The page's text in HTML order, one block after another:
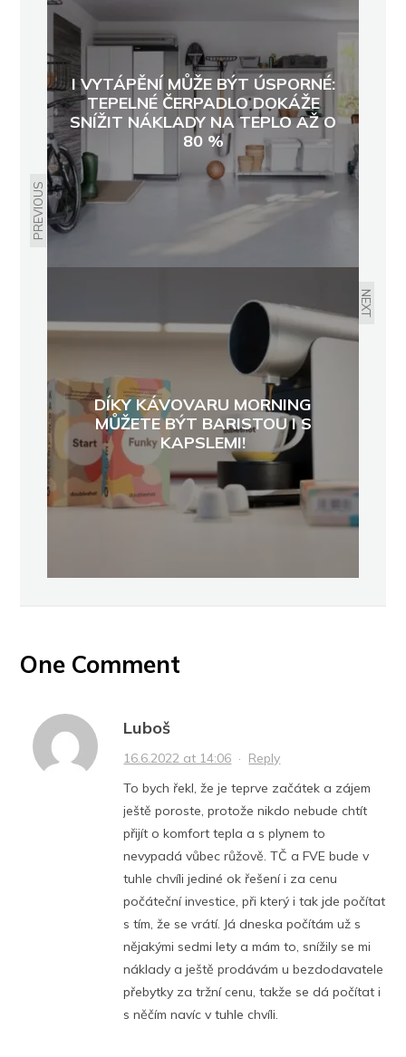
PREVIOUS
I VYTÁPĚNÍ MŮŽE BÝT ÚSPORNÉ:
TEPELNÉ ČERPADLO DOKÁŽE
SNÍŽIT NÁKLADY NA TEPLO AŽ O
80 %
NEXT
DÍKY KÁVOVARU MORNING
MŮŽETE BÝT BARISTOU I S
KAPSLEMI!
One Comment
Luboš
16.6.2022 at 14:06 · Reply
To bych řekl, že je teprve začátek a zájem
ještě poroste, protože nikdo nebude chtít
přijít o komfort tepla a s plynem to
nevypadá vůbec růžově. TČ a FVE bude v
tuhle chvíli jediné ok řešení i za cenu
počáteční investice, při který i tak jde počítat
s tím, že se vrátí. Já dneska počítám už s
nějakými sedmi lety a mám to, snížily se mi
náklady a ještě prodávám u bezdodavatele
přebytky za tržní cenu, takže se dá počítat i
s něčím navíc v tuhle chvíli.